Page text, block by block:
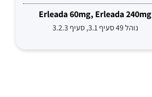
Erleada 60mg, Erleada 240mg
נוהל 49 סעיף 3.1, סעיף 3.2.3